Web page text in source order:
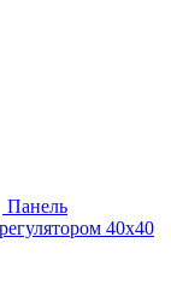
Панель
40х40